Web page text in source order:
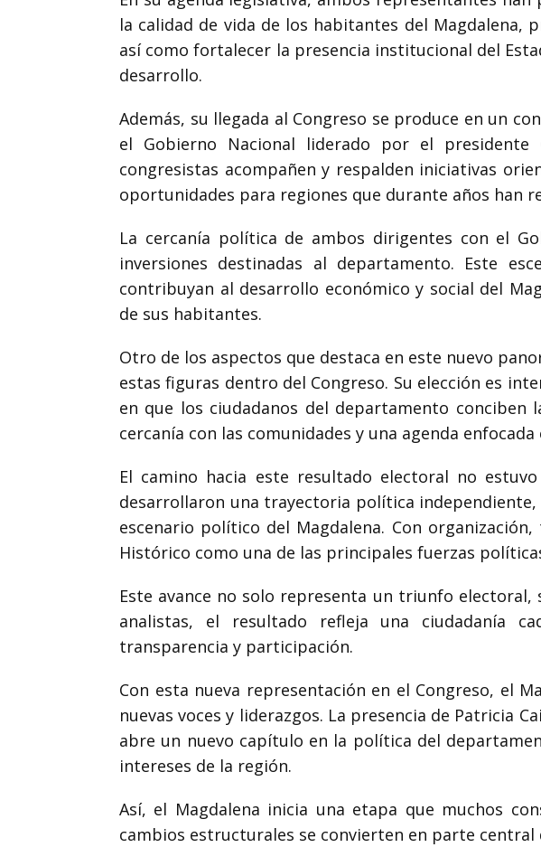
la calidad de vida de los habitantes del
así como fortalecer la presencia institucional del
desarrollo.
Además, su llegada al Congreso se produce en un
el Gobierno Nacional liderado por el presidente
congresistas acompañen y respalden iniciativas
oportunidades para regiones que durante años han
La cercanía política de ambos dirigentes con el
inversiones destinadas al departamento. Este
contribuyan al desarrollo económico y social del
de sus habitantes.
Otro de los aspectos que destaca en este nuevo
estas figuras dentro del Congreso. Su elección es
en que los ciudadanos del departamento
cercanía con las comunidades y una agenda
El camino hacia este resultado electoral no
desarrollaron una trayectoria política
escenario político del Magdalena. Con
Histórico como una de las principales fuerzas
Este avance no solo representa un triunfo
analistas, el resultado refleja una ciudadanía
transparencia y participación.
Con esta nueva representación en el Congreso, el
nuevas voces y liderazgos. La presencia de Patricia
abre un nuevo capítulo en la política del
intereses de la región.
Así, el Magdalena inicia una etapa que muchos
cambios estructurales se convierten en parte